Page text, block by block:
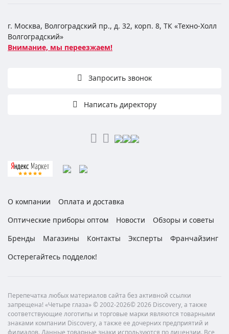
г. Москва, Волгоградский пр., д. 32, корп. 8, ТК «Техно-Холл
Волгоградский»
Внимание, мы переезжаем!
Запросить звонок
Написать директору
О компании
Оплата и доставка
Оптические приборы оптом
Новости
Обзоры и советы
Бренды
Магазины Контакты Эксперты
Франчайзинг
Остерегайтесь подделок!
Перепечатка любых материалов сайта без активной ссылки
запрещена! «Четыре глаза» © 2002-2026© 2026 Discovery, а также
соответствующие логотипы и торговые марки являются товарными
знаками компании Discovery, а также ее дочерних предприятий и
филиалов. Данные товарные знаки используются по лицензии. Все